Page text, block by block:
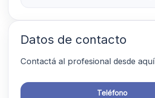
Datos de contacto
Contactá al profesional desde aquí
Teléfono